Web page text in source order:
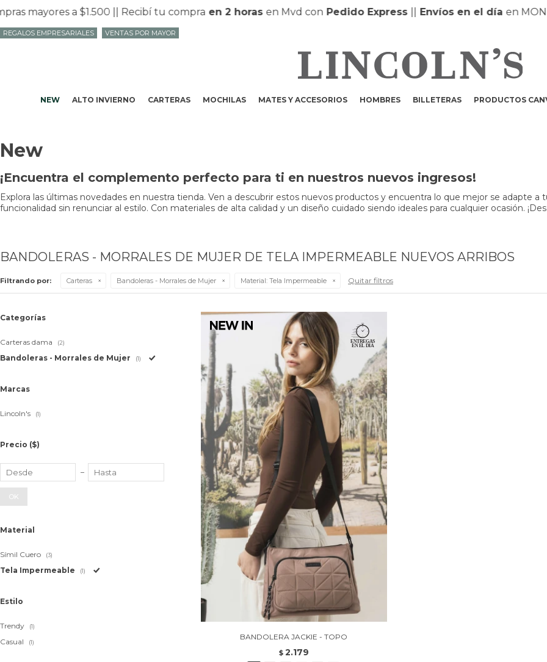
mayores a $1.500 || Recibí tu compraen 2 horasen Mvd conPedido Express||Envíos en el díaen
NEW ALTO INVIERNO CARTERAS MOCHILAS MATES Y ACCESORIOS HOMBRES BILLETERAS PRODUCTOS
REGALOS EMPRESARIALES VENTAS POR MAYOR
New
¡Encuentra el complemento perfecto para ti en nuestros nuevos ingresos!
Explora las últimas novedades en nuestra tienda. Ven a descubrir estos nuevos productos y encuentra lo que mejor se adapte
funcionalidad sin renunciar al estilo. Con materiales de alta calidad y un diseño cuidado siendo ideales para cualquier ocasión.
BANDOLERAS - MORRALES DE MUJER DE TELA IMPERMEABLE NUEVOS ARRIBOS
Filtrando por: Carteras Bandoleras - Morrales de Mujer Material: Tela Impermeable Quitar filtros
BANDOLERA JACKIE - TOPO
$ 2.179
Categorías
Carteras dama (2)
Bandoleras - Morrales de Mujer (1)
Marcas
Lincoln's (1)
Precio ($)
OK
Material
Símil Cuero (3)
Tela Impermeable (1)
Estilo
Trendy (1)
Casual (1)